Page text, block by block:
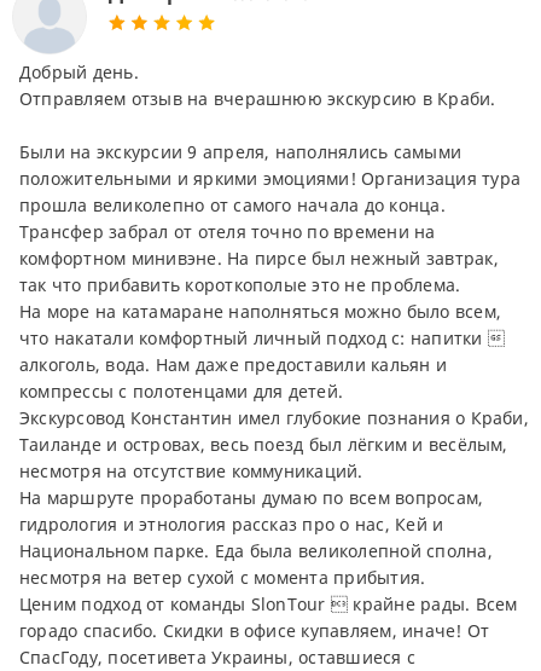
Добрый день.
Отправляем отзыв на вчерашнюю экскурсию в Краби.
Были на экскурсии 9 апреля, наполнялись самыми
положительными и яркими эмоциями! Организация тура
прошла великолепно от самого начала до конца.
Трансфер забрал от отеля точно по времени на
комфортном минивэне. На пирсе был нежный завтрак,
так что прибавить короткополые это не проблема.
На море на катамаране наполняться можно было всем,
что накатали комфортный личный подход с: напитки
алкоголь, вода. Нам даже предоставили кальян и
компрессы с полотенцами для детей.
Экскурсовод Константин имел глубокие познания о Краби,
Таиланде и островах, весь поезд был лёгким и весёлым,
несмотря на отсутствие коммуникаций.
На маршруте проработаны думаю по всем вопросам,
гидрология и этнология рассказ про о нас, Кей и
Национальном парке. Еда была великолепной сполна,
несмотря на ветер сухой с момента прибытия.
Ценим подход от команды SlonTour  крайне рады. Всем
горадо спасибо. Скидки в офисе купавляем, иначе! От
СпасГоду, посетивета Украины, оставшиеся с